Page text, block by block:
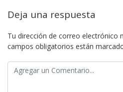
Deja una respuesta
Tu dirección de correo electrónico
campos obligatorios están